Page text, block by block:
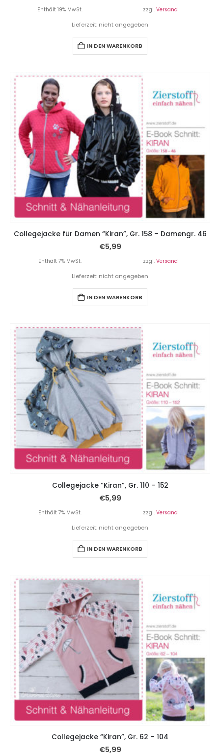
Enthält 19% MwSt. zzgl. Versand
Lieferzeit: nicht angegeben
IN DEN WARENKORB
Collegejacke für Damen “Kiran”, Gr. 158 – Damengr. 46
€5,99
Enthält 7% MwSt. zzgl. Versand
Lieferzeit: nicht angegeben
IN DEN WARENKORB
Collegejacke “Kiran”, Gr. 110 – 152
€5,99
Enthält 7% MwSt. zzgl. Versand
Lieferzeit: nicht angegeben
IN DEN WARENKORB
Collegejacke “Kiran”, Gr. 62 – 104
€5,99